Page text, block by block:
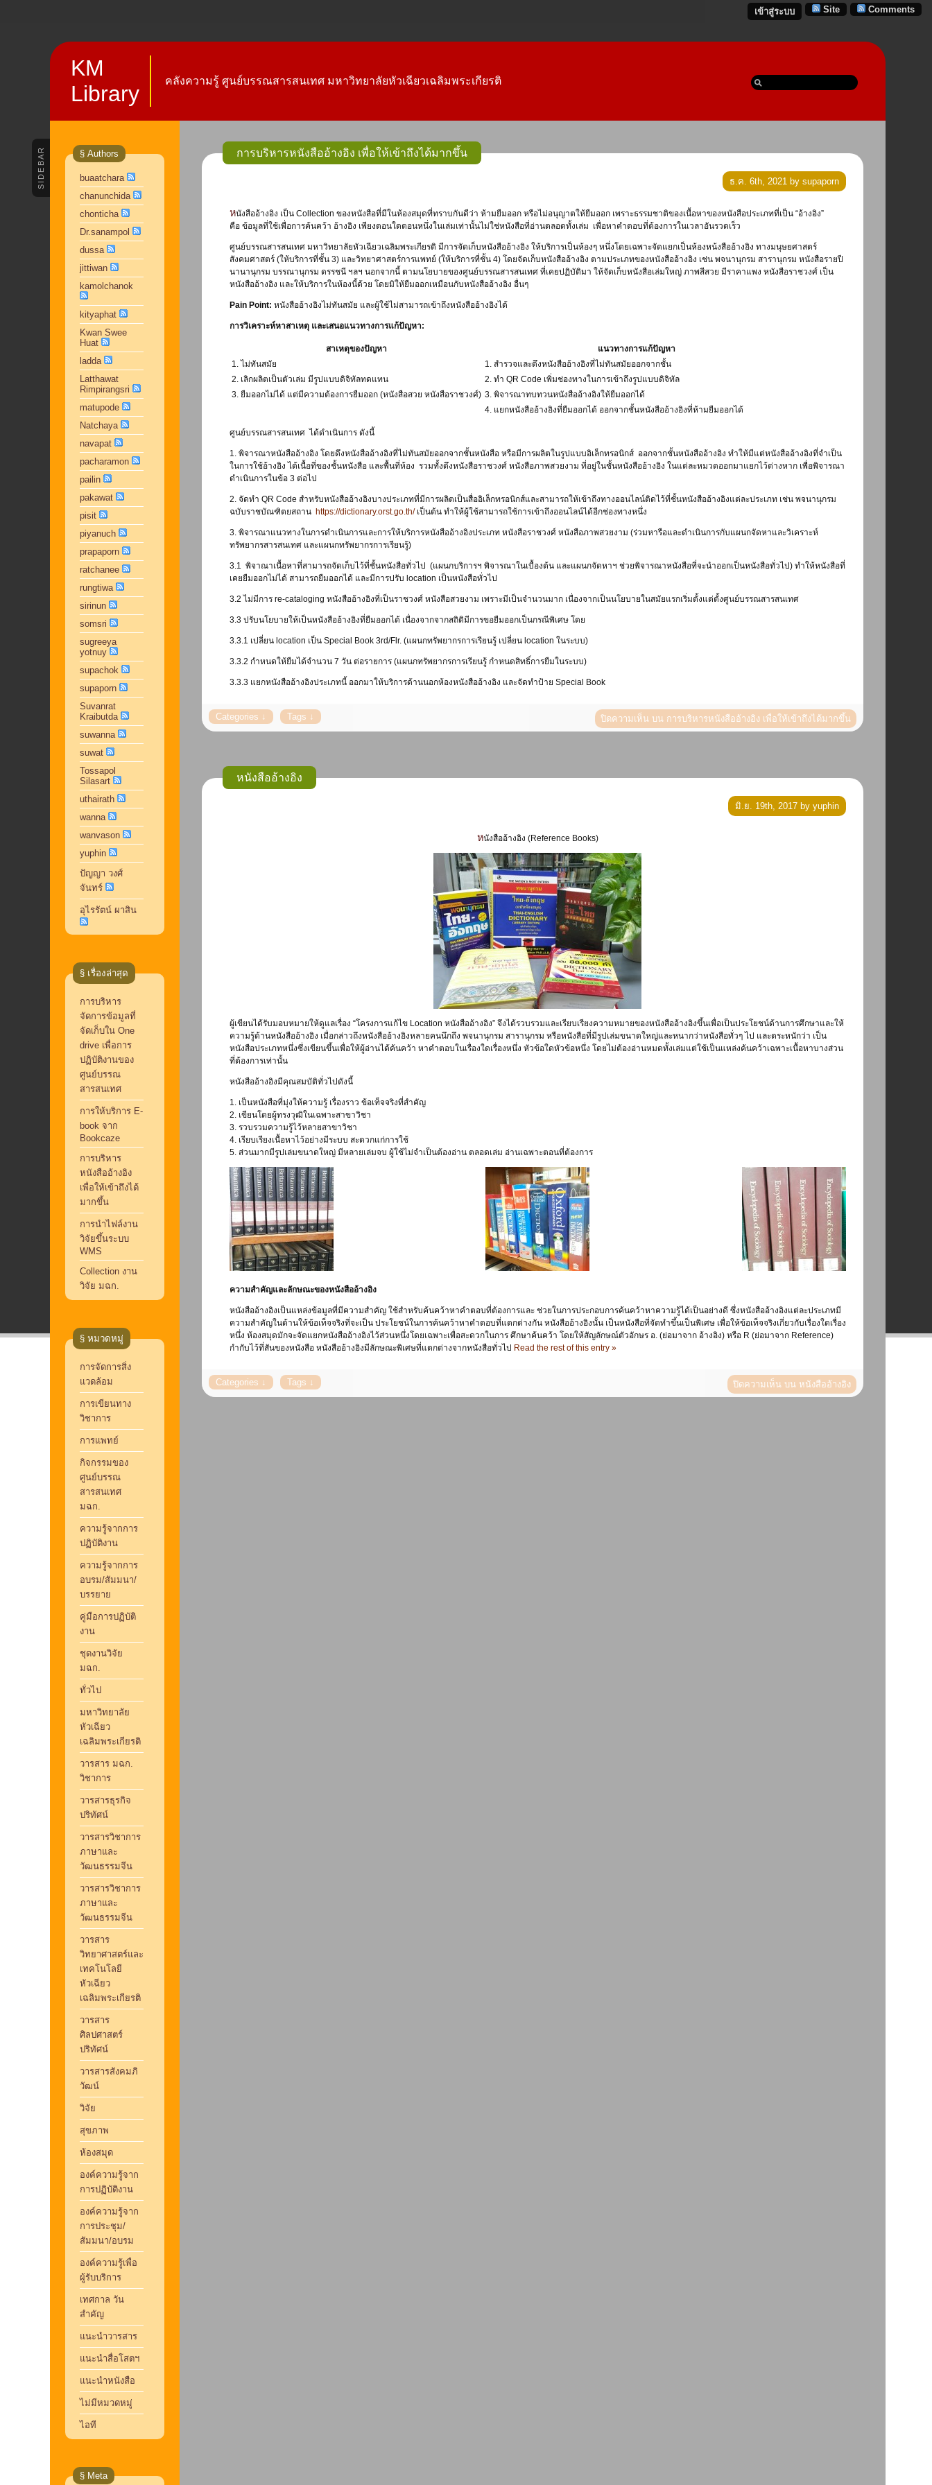
Comments
Site
เข้าสู่ระบบ
KM
Library
คลังความรู้ ศูนย์บรรณสารสนเทศ มหาวิทยาลัยหัวเฉียวเฉลิมพระเกียรติ
SIDEBAR § Authors
buaatchara
chanunchida
chonticha
Dr.sanampol
dussa
jittiwan
kamolchanok
kityaphat
Kwan Swee
Huat
ladda
Latthawat
Rimpirangsri
matupode
Natchaya
navapat
pacharamon
pailin
pakawat
pisit
piyanuch
prapaporn
ratchanee
rungtiwa
sirinun
somsri
sugreeya
yotnuy
supachok
supaporn
Suvanrat
Kraibutda
suwanna
suwat
Tossapol
Silasart
uthairath
wanna
wanvason
yuphin
ปัญญา วงศ์
จันทร์
อุไรรัตน์ ผาสิน
§ เรื่องล่าสุด
การบริหาร
จัดการข้อมูลที่
จัดเก็บใน One
drive เพื่อการ
ปฏิบัติงานของ
ศูนย์บรรณ
สารสนเทศ
การให้บริการ E-
book จาก
Bookcaze
การบริหาร
หนังสืออ้างอิง
เพื่อให้เข้าถึงได้
มากขึ้น
การนำไฟล์งาน
วิจัยขึ้นระบบ
WMS
Collection งาน
วิจัย มฉก.
§ หมวดหมู่
การจัดการสิ่ง
แวดล้อม
การเขียนทาง
วิชาการ
การแพทย์
กิจกรรมของ
ศูนย์บรรณ
สารสนเทศ
มฉก.
ความรู้จากการ
ปฏิบัติงาน
ความรู้จากการ
อบรม/สัมมนา/
บรรยาย
คู่มือการปฏิบัติ
งาน
ชุดงานวิจัย
มฉก.
ทั่วไป
มหาวิทยาลัย
หัวเฉียว
เฉลิมพระเกียรติ
วารสาร มฉก.
วิชาการ
วารสารธุรกิจ
ปริทัศน์
วารสารวิชาการ
ภาษาและ
วัฒนธรรมจีน
วารสารวิชาการ
ภาษาและ
วัฒนธรรมจีน
วารสาร
วิทยาศาสตร์และ
เทคโนโลยี
หัวเฉียว
เฉลิมพระเกียรติ
วารสาร
ศิลปศาสตร์
ปริทัศน์
วารสารสังคมภิ
วัฒน์
วิจัย
สุขภาพ
ห้องสมุด
องค์ความรู้จาก
การปฏิบัติงาน
องค์ความรู้จาก
การประชุม/
สัมมนา/อบรม
องค์ความรู้เพื่อ
ผู้รับบริการ
เทศกาล วัน
สำคัญ
แนะนำวารสาร
แนะนำสื่อโสตฯ
แนะนำหนังสือ
ไม่มีหมวดหมู่
ไอที
§ Meta
การบริหารหนังสืออ้างอิง เพื่อให้เข้าถึงได้มากขึ้น
ธ.ค. 6th, 2021 by supaporn
หนังสืออ้างอิง เป็น Collection ของหนังสือที่มีในห้องสมุดที่ทราบกันดีว่า ห้ามยืมออก หรือไม่อนุญาตให้ยืมออก เพราะธรรมชาติของเนื้อหาของหนังสือประเภทที่เป็น “อ้างอิง”
คือ ข้อมูลที่ใช้เพื่อการค้นคว้า อ้างอิง เพียงตอนใดตอนหนึ่งในเล่มเท่านั้นไม่ใช่หนังสือที่อ่านตลอดทั้งเล่ม เพื่อหาคำตอบที่ต้องการในเวลาอันรวดเร็ว
ศูนย์บรรณสารสนเทศ มหาวิทยาลัยหัวเฉียวเฉลิมพระเกียรติ มีการจัดเก็บหนังสืออ้างอิง ให้บริการเป็นห้องๆ หนึ่งโดยเฉพาะจัดแยกเป็นห้องหน้งสืออ้างอิง ทางมนุษยศาสตร์
สังคมศาสตร์ (ให้บริการที่ชั้น 3) และวิทยาศาสตร์การแพทย์ (ให้บริการที่ชั้น 4) โดยจัดเก็บหนังสืออ้างอิง ตามประเภทของหนังสืออ้างอิง เช่น พจนานุกรม สารานุกรม หนังสือรายปี
นานานุกรม บรรณานุกรม ดรรชนี ฯลฯ นอกจากนี้ ตามนโยบายของศูนย์บรรณสารสนเทศ ที่เคยปฏิบัติมา ให้จัดเก็บหนังสือเล่มใหญ่ ภาพสีสวย มีราคาแพง หนังสือราชวงศ์ เป็น
หนังสืออ้างอิง และให้บริการในห้องนี้ด้วย โดยมิให้ยืมออกเหมือนกับหนังสืออ้างอิง อื่นๆ
Pain Point: หนังสืออ้างอิงไม่ทันสมัย และผู้ใช้ไม่สามารถเข้าถึงหนังสืออ้างอิงได้
การวิเคราะห์หาสาเหตุ และเสนอแนวทางการแก้ปัญหา:
สาเหตุของปัญหา
แนวทางการแก้ปัญหา
1. ไม่ทันสมัย
1. สำรวจและดึงหนังสืออ้างอิงที่ไม่ทันสมัยออกจากชั้น
2. เลิกผลิตเป็นตัวเล่ม มีรูปแบบดิจิทัลทดแทน
2. ทำ QR Code เพิ่มช่องทางในการเข้าถึงรูปแบบดิจิทัล
3. ยืมออกไม่ได้ แต่มีความต้องการยืมออก (หนังสือสวย หนังสือราชวงศ์) 3. พิจารณาทบทวนหนังสืออ้างอิงให้ยืมออกได้
4. แยกหนังสืออ้างอิงที่ยืมออกได้ ออกจากชั้นหนังสืออ้างอิงที่ห้ามยืมออกได้
ศูนย์บรรณสารสนเทศ ได้ดำเนินการ ดังนี้
1. พิจารณาหนังสืออ้างอิง โดยดึงหนังสืออ้างอิงที่ไม่ทันสมัยออกจากชั้นหนังสือ หรือมีการผลิตในรูปแบบอิเล็กทรอนิกส์ ออกจากชั้นหนังสืออ้างอิง ทำให้มีแต่หนังสืออ้างอิงที่จำเป็น
ในการใช้อ้างอิง ได้เนื้อที่ของชั้นหนังสือ และพื้นที่ห้อง รวมทั้งดึงหนังสือราชวงศ์ หนังสือภาพสวยงาม ที่อยู่ในชั้นหนังสืออ้างอิง ในแต่ละหมวดออกมาแยกไว้ต่างหาก เพื่อพิจารณา
ดำเนินการในข้อ 3 ต่อไป
2. จัดทำ QR Code สำหรับหนังสืออ้างอิงบางประเภทที่มีการผลิตเป็นสื่ออิเล็กทรอนิกส์และสามารถให้เข้าถึงทางออนไลน์ติดไว้ที่ชั้นหนังสืออ้างอิงแต่ละประเภท เช่น พจนานุกรม
ฉบับราชบัณฑิตยสถาน https://dictionary.orst.go.th/เป็นต้น ทำให้ผู้ใช้สามารถใช้การเข้าถึงออนไลน์ได้อีกช่องทางหนึ่ง
3. พิจารณาแนวทางในการดำเนินการและการให้บริการหนังสืออ้างอิงประเภท หนังสือราชวงศ์ หนังสือภาพสวยงาม (ร่วมหารือและดำเนินการกับแผนกจัดหาและวิเคราะห์
ทรัพยากรสารสนเทศ และแผนกทรัพยากรการเรียนรู้)
3.1 พิจาณาเนื้อหาที่สามารถจัดเก็บไว้ที่ชั้นหนังสือทั่วไป (แผนกบริการฯ พิจารณาในเบื้องต้น และแผนกจัดหาฯ ช่วยพิจารณาหนังสือที่จะนำออกเป็นหนังสือทั่วไป) ทำให้หนังสือที่
เคยยืมออกไม่ได้ สามารถยืมออกได้ และมีการปรับ location เป็นหนังสือทั่วไป
3.2 ไม่มีการ re-cataloging หนังสืออ้างอิงที่เป็นราชวงศ์ หนังสือสวยงาม เพราะมีเป็นจำนวนมาก เนื่องจากเป็นนโยบายในสมัยแรกเริ่มตั้งแต่ตั้งศูนย์บรรณสารสนเทศ
3.3 ปรับนโยบายให้เป็นหนังสืออ้างอิงที่ยืมออกได้ เนื่องจากจากสถิติมีการขอยืมออกเป็นกรณีพิเศษ โดย
3.3.1 เปลี่ยน location เป็น Special Book 3rd/Flr. (แผนกทรัพยากรการเรียนรู้ เปลี่ยน location ในระบบ)
3.3.2 กำหนดให้ยืมได้จำนวน 7 วัน ต่อรายการ (แผนกทรัพยากรการเรียนรู้ กำหนดสิทธิ์การยืมในระบบ)
3.3.3 แยกหนังสืออ้างอิงประเภทนี้ ออกมาให้บริการด้านนอกห้องหนังสืออ้างอิง และจัดทำป้าย Special Book
ปิดความเห็น บน การบริหารหนังสืออ้างอิง เพื่อให้เข้าถึงได้มากขึ้น
หนังสืออ้างอิง
มิ.ย. 19th, 2017 by yuphin
หนังสืออ้างอิง (Reference Books)
ผู้เขียนได้รับมอบหมายให้ดูแลเรื่อง “โครงการแก้ไข Location หนังสืออ้างอิง” จึงได้รวบรวมและเรียบเรียงความหมายของหนังสืออ้างอิงขึ้นเพื่อเป็นประโยชน์ด้านการศึกษาและให้
ความรู้ด้านหนังสืออ้างอิง เมื่อกล่าวถึงหนังสืออ้างอิงหลายคนนึกถึง พจนานุกรม สารานุกรม หรือหนังสือที่มีรูปเล่มขนาดใหญ่และหนากว่าหนังสือทั่วๆ ไป และตระหนักว่า เป็น
หนังสือประเภทหนึ่งซึ่งเขียนขึ้นเพื่อให้ผู้อ่านได้ค้นคว้า หาคำตอบในเรื่องใดเรื่องหนึ่ง หัวข้อใดหัวข้อหนึ่ง โดยไม่ต้องอ่านหมดทั้งเล่มแต่ใช้เป็นแหล่งค้นคว้าเฉพาะเนื้อหาบางส่วน
ที่ต้องการเท่านั้น
หนังสืออ้างอิงมีคุณสมบัติทั่วไปดังนี้
1. เป็นหนังสือที่มุ่งให้ความรู้ เรื่องราว ข้อเท็จจริงที่สำคัญ
2. เขียนโดยผู้ทรงวุฒิในเฉพาะสาขาวิชา
3. รวบรวมความรู้ไว้หลายสาขาวิชา
4. เรียบเรียงเนื้อหาไว้อย่างมีระบบ สะดวกแก่การใช้
5. ส่วนมากมีรูปเล่มขนาดใหญ่ มีหลายเล่มจบ ผู้ใช้ไม่จำเป็นต้องอ่าน ตลอดเล่ม อ่านเฉพาะตอนที่ต้องการ
ความสำคัญและลักษณะของหนังสืออ้างอิง
หนังสืออ้างอิงเป็นแหล่งข้อมูลที่มีความสำคัญ ใช้สำหรับค้นคว้าหาคำตอบที่ต้องการและ ช่วยในการประกอบการค้นคว้าหาความรู้ได้เป็นอย่างดี ซึ่งหนังสืออ้างอิงแต่ละประเภทมี
ความสำคัญในด้านให้ข้อเท็จจริงที่จะเป็น ประโยชน์ในการค้นคว้าหาคำตอบที่แตกต่างกัน หนังสืออ้างอิงนั้น เป็นหนังสือที่จัดทำขึ้นเป็นพิเศษ เพื่อให้ข้อเท็จจริงเกี่ยวกับเรื่องใดเรื่อง
หนึ่ง ห้องสมุดมักจะจัดแยกหนังสืออ้างอิงไว้ส่วนหนึ่งโดยเฉพาะเพื่อสะดวกในการ ศึกษาค้นคว้า โดยให้สัญลักษณ์ตัวอักษร อ. (ย่อมาจาก อ้างอิง) หรือ R (ย่อมาจาก Reference)
กำกับไว้ที่สันของหนังสือ หนังสืออ้างอิงมีลักษณะพิเศษที่แตกต่างจากหนังสือทั่วไป Read the rest of this entry »
ปิดความเห็น บน หนังสืออ้างอิง